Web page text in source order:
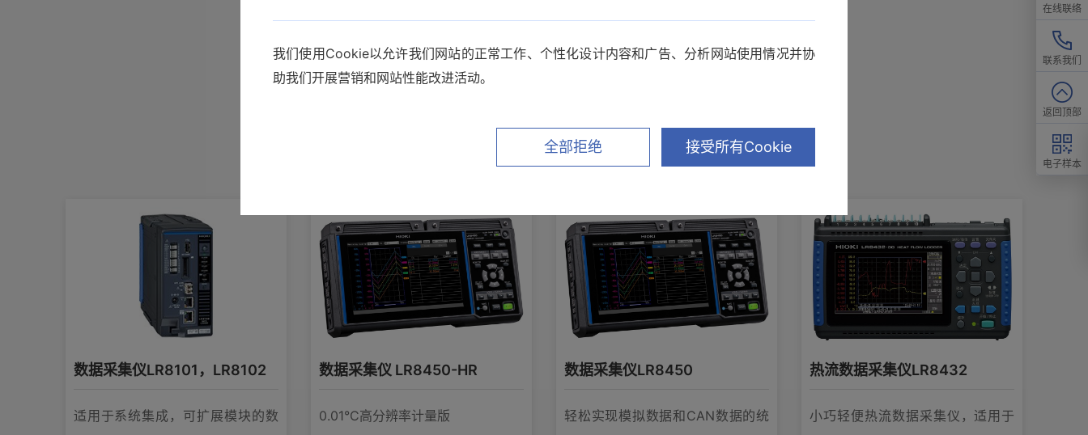
选件 相关下载
在线培训视频
软件下载
其他推荐产品
数据采集仪LR8101，LR8102
适用于系统集成，可扩展模块的数
数据采集仪 LR8450-HR
0.01°C高分辨率计量版
数据采集仪LR8450
轻松实现模拟数据和CAN数据的统
热流数据采集仪LR8432
小巧轻便热流数据采集仪，适用于
在线联络
联系我们
返回顶部
电子样本
我们使用Cookie以允许我们网站的正常工作、个性化设计内容和广告、分析网站使用情况并协
助我们开展营销和网站性能改进活动。
全部拒绝 接受所有Cookie